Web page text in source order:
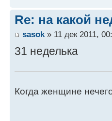
Re: на какой
sasok » 11 дек 2011,
31 неделька
Когда женщине